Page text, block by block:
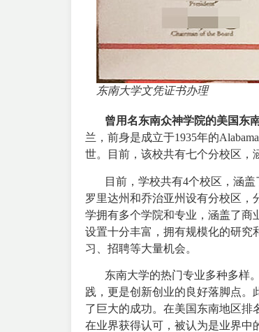
东南大学文凭证书办理
曾用名东南众神学院的美国东
兰，前身是成立于1935年的
世。目前，该校共有七个分校区，
目前，学校共有4个校区，涵盖
罗里达州和乔治亚州设有分校区
学拥有多个学院和专业，涵盖了商
设置十分丰富，拥有规模化的研究
习、招聘等大量机会。
东南大学的热门专业多种多样。
践，更是创新创业的良好落脚点。
了巨大的成功。在美国东南地区
在业界获得认可，被认为是业界中